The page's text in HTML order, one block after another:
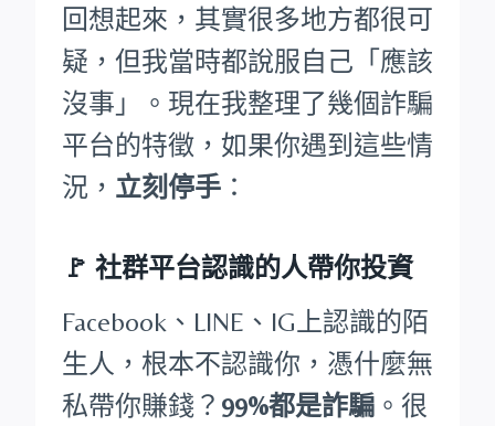
回想起來，其實很多地方都很可
疑，但我當時都說服自己「應該
沒事」。現在我整理了幾個詐騙
平台的特徵，如果你遇到這些情
況， 立刻停手 ：
🚩 社群平台認識的人帶你投資
Facebook、LINE、IG上認識的陌
生人，根本不認識你，憑什麼無
私帶你賺錢？ 99%都是詐騙 。很